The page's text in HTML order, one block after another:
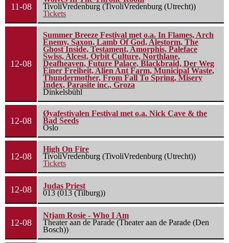
11-08
TivoliVredenburg (TivoliVredenburg (Utrecht))
Tickets
12-08
Summer Breeze Festival met o.a. In Flames, Arch
Enemy, Saxon, Lamb Of God, Alestorm, The
Ghost Inside, Testament, Amorphis, Paleface
Swiss, Alcest, Orbit Culture, Northlane,
Deafheaven, Future Palace, Blackbraid, Der Weg
Einer Freiheit, Alien Ant Farm, Municipal Waste,
Thundermother, From Fall To Spring, Misery
Index, Parasite inc., Groza
Dinkelsbühl
12-08
Øyafestivalen Festival met o.a. Nick Cave & the
Bad Seeds
Oslo
12-08
High On Fire
TivoliVredenburg (TivoliVredenburg (Utrecht))
Tickets
12-08
Judas Priest
013 (013 (Tilburg))
12-08
Ntjam Rosie - Who I Am
Theater aan de Parade (Theater aan de Parade (Den
Bosch))